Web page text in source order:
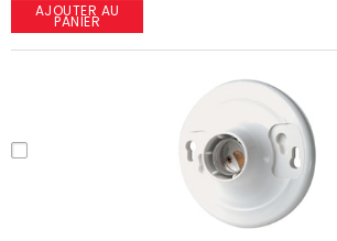
AJOUTER AU
PANIER